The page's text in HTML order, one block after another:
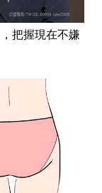
把握現在不嫌